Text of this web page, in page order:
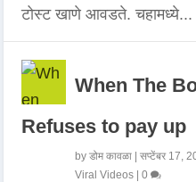
टोस्ट खाणे आवडते. चहामध्ये...
When The
Refuses to pay up
by डोम कावळा| सप्टेंबर 17,
Viral Videos| 0